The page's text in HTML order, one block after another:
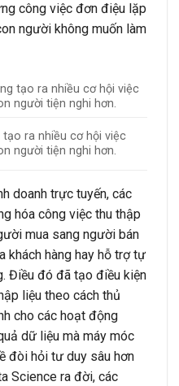
công việc đơn điệu lặp
người không muốn làm
ra nhiều cơ hội việc
người tiện nghi hơn.
doanh trực tuyến, các
hóa công việc thu thập
mua sang người bán
khách hàng hay hỗ trợ tự
Điều đó đã tạo điều kiện
liệu theo cách thủ
cho các hoạt động
dữ liệu mà máy móc
đòi hỏi tư duy sâu hơn
Science ra đời, các